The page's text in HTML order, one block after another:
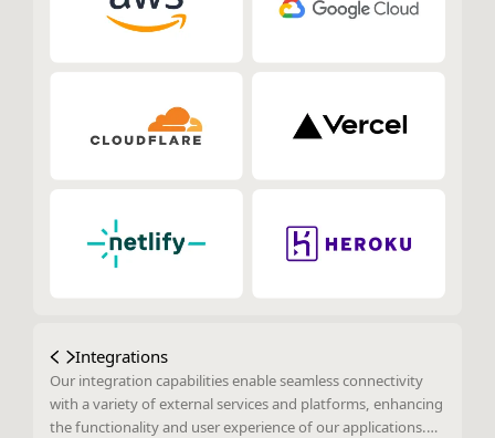
services to enhance performance, reliability, and overall
efficiency in managing and operating applications.
Integrations
Our integration capabilities enable seamless connectivity
with a variety of external services and platforms, enhancing
the functionality and user experience of our applications.